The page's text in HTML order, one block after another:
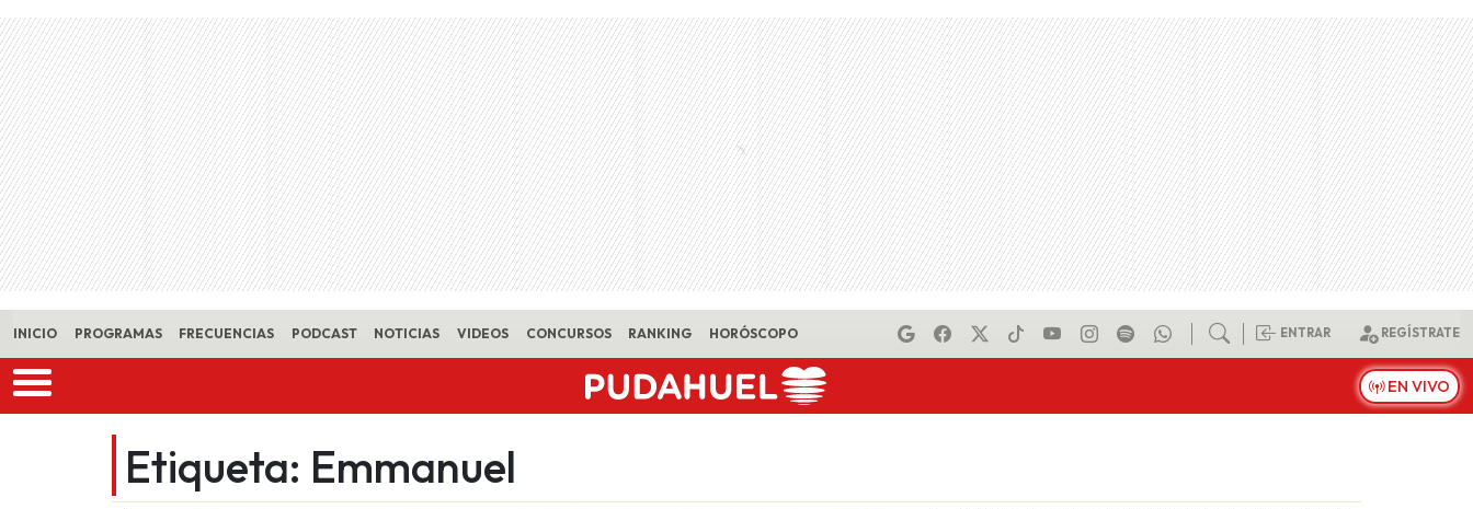
Skip to main content
INICIO PROGRAMAS FRECUENCIAS PODCAST NOTICIAS VIDEOS CONCURSOS RANKING HORÓSCOPO ENTRAR REGÍSTRATE
EN VIVO
Etiqueta: Emmanuel